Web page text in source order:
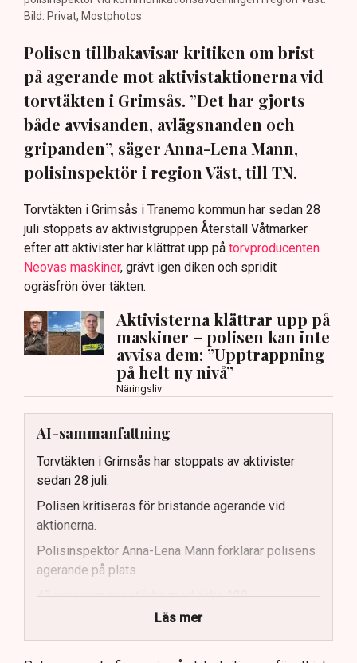
Bild: Privat, Mostphotos
Polisen tillbakavisar kritiken om brist
på agerande mot aktivistaktionerna vid
torvtäkten i Grimsås. ”Det har gjorts
både avvisanden, avlägsnanden och
gripanden”, säger Anna-Lena Mann,
polisinspektör i region Väst, till TN.
Torvtäkten i Grimsås i Tranemo kommun har sedan 28
juli stoppats av aktivistgruppen Återställ Våtmarker
efter att aktivister har klättrat upp på torvproducenten
Neovas maskiner, grävt igen diken och spridit
ogräsfrön över täkten.
Aktivisterna klättrar upp på
maskiner – polisen kan inte
avvisa dem: ”Upptrappning
på helt ny nivå”
Näringsliv
AI-sammanfattning
Torvtäkten i Grimsås har stoppats av aktivister
sedan 28 juli.
Polisen kritiseras för bristande agerande vid
aktionerna.
Polisinspektör Anna-Lena Mann förklarar polisens
agerande på plats.
40 personer misstänks med cirka 120
brottsmisstankar kopplade.
Polisen använder drönare och uniformerad polis
för att dokumentera bevis.
Läs mer